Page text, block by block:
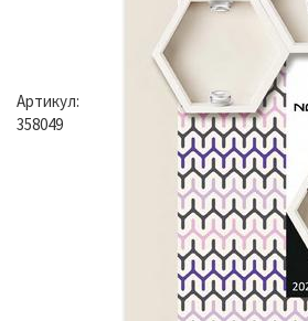
Артикул:
358049